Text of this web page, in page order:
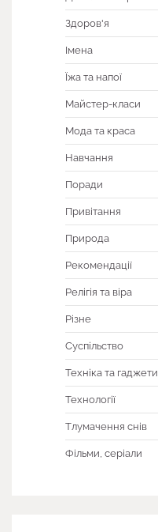
Здоров'я
Імена
Їжа та напої
Майстер-класи
Мода та краса
Навчання
Поради
Привітання
Природа
Рекомендації
Релігія та віра
Різне
Суспільство
Техніка та гаджети
Технології
Тлумачення снів
Фільми, серіали